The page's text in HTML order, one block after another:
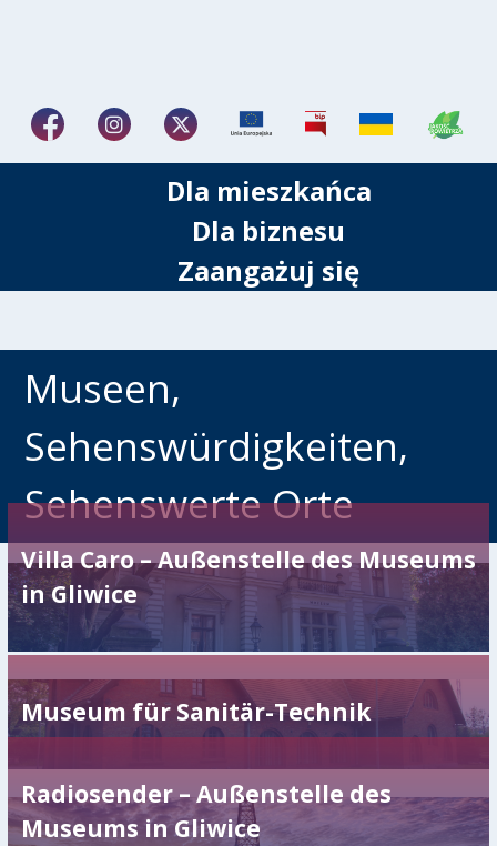
Dla mieszkańca
Dla biznesu
Zaangażuj się
Museen,
Sehenswürdigkeiten,
Sehenswerte Orte
Villa Caro – Außenstelle des Museums
in Gliwice
Museum für Sanitär-Technik
Radiosender – Außenstelle des
Museums in Gliwice